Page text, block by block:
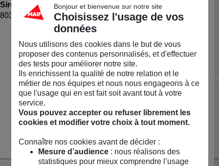
Siret :
80325670000029
TVA :
FR82803256700
LA BOUTIQUE
Permanente
Diapositive précédente
NOUVEAUTÉS 🔥
VIVRE
LOISIRS & TECH
RÉGIONS
Voir toute la boutique
Bonjour et bienvenue sur notre site
Choisissez l'usage de vos
données
Nous utilisons des cookies dans le but de vous
proposer des contenus personnalisés, et d'effectuer
des tests pour améliorer notre site.
Ils enrichissent la qualité de notre relation et le
métier de nos équipes et nous nous engageons à ce
que l'usage qui en est fait soit avant tout à votre
service.
Vous pouvez accepter ou refuser librement les
cookies et modifier votre choix à tout moment.
Connaître nos cookies avant de décider :
Mesure d’audience: nous réalisons des
statistiques pour mieux comprendre l’usage